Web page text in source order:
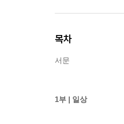
목차
서문
1부 | 일상